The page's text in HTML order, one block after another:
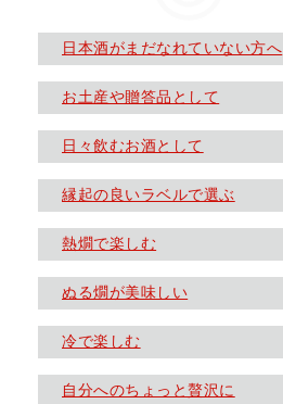
日本酒がまだなれていない方へ
お土産や贈答品として
日々飲むお酒として
縁起の良いラベルで選ぶ
熱燗で楽しむ
ぬる燗が美味しい
冷で楽しむ
自分へのちょっと贅沢に